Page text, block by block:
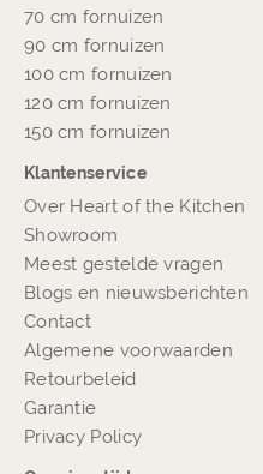
70 cm fornuizen
90 cm fornuizen
100 cm fornuizen
120 cm fornuizen
150 cm fornuizen
Klantenservice
Over Heart of the Kitchen
Showroom
Meest gestelde vragen
Blogs en nieuwsberichten
Contact
Algemene voorwaarden
Retourbeleid
Garantie
Privacy Policy